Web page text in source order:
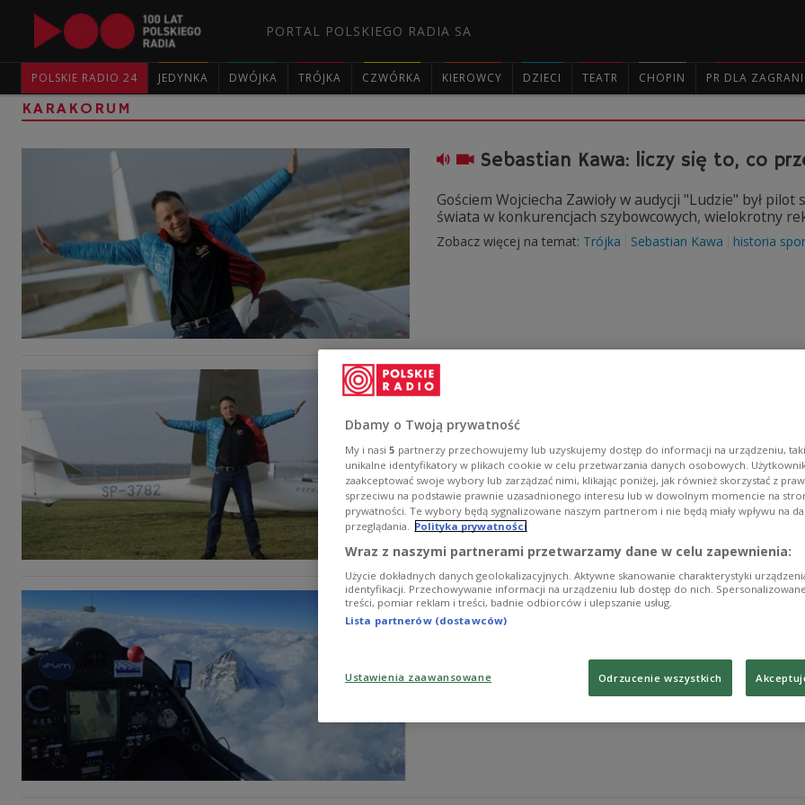
PORTAL POLSKIEGO RADIA SA
POLSKIE RADIO 24 JEDYNKA DWÓJKA TRÓJKA CZWÓRKA KIEROWCY DZIECI TEATR CHOPIN PR DLA
KARAKORUM
Sebastian Kawa: liczy się to, co
Gościem Wojciecha Zawioły w audycji "Ludzie" był
świata w konkurencjach szybowcowych, wielokrotny
Zobacz więcej na temat: Trójka Sebastian Kawa historia
Pionierski lot szybowcem nad K2.
Polscy szybownicy Sebastian Kawa i Sebastian
szczytem K2 (8611 m n.p.m.) w paśmie górskim
z Radiem".
Zobacz więcej na temat: Lato z Radiem Lato z Radiem 2024
Polacy przelecieli szybowcem nad K2.
Polscy szybownicy Sebastian Kawa i Sebastian
szczytem K2 (8611 m n.p.m.) w paśmie górskim
Zobacz więcej na temat: góry SPORT
Dbamy o Twoją prywatność
My i nasi 5 partnerzy przechowujemy lub uzyskujemy dostęp do informacji na urządzeniu,
unikalne identyfikatory w plikach cookie w celu przetwarzania danych osobowych.
zaakceptować swoje wybory lub zarządzać nimi, klikając poniżej, jak również skorzystać z
sprzeciwu na podstawie prawnie uzasadnionego interesu lub w dowolnym momencie na
prywatności. Te wybory będą sygnalizowane naszym partnerom i nie będą miały wpływu na
przeglądania.
Polityka prywatności
Wraz z naszymi partnerami przetwarzamy dane w celu zapewnienia:
Użycie dokładnych danych geolokalizacyjnych. Aktywne skanowanie charakterystyki
identyfikacji. Przechowywanie informacji na urządzeniu lub dostęp do nich.
treści, pomiar reklam i treści, badnie odbiorców i ulepszanie usług.
Lista partnerów (dostawców)
Ustawienia zaawansowane Odrzucenie wszystkich